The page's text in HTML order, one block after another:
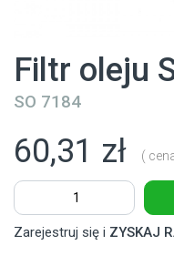
Filtr oleju
SO 7184
60,31 zł (
Zarejestruj się i ZYSKAJ